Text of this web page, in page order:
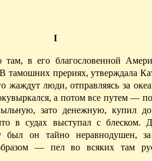
I
там, в его благословенной
тамошних прериях, утверждала
жаждут люди, отправляясь за
а потом все путем —
зато денежную, купил
в судах выступал с блеском.
был он тайно неравнодушен,
— пел во всяких там